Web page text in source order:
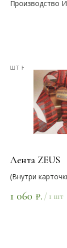
Производство
Лента ZEUS
(Внутри
1 060 ₽. / 1 шт